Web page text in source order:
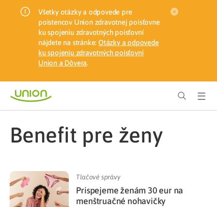
Všetky otázky a odpovede pre
poistencov Union zdravotnej poisťovne
ku spojeniu zdravotných poisťovní
nájdete na stránke: Otázky a odpovede
ku spojeniu zdravotných poisťovní
Union a Dôvera.
benefit pre ženy
Tlačové správy
Prispejeme ženám 30 eur na
menštruačné nohavičky